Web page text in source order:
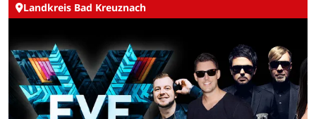
Landkreis Bad Kreuznach